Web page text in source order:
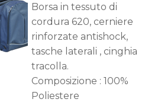
Borsa in tessuto di
cordura 620, cerniere
rinforzate antishock,
tasche laterali , cinghia
tracolla.
Composizione : 100%
Poliestere